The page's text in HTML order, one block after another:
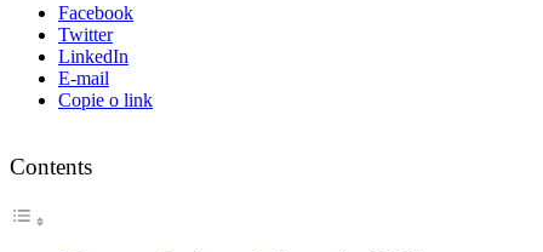
Facebook
Twitter
LinkedIn
E-mail
Copie o link
Contents